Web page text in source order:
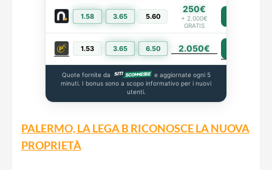
1.58 3.65 5.60
250€
+ 2.000€
GRATIS
1.53 3.65 6.50 2.050€
Quote fornite da
e aggiornate ogni 5
minuti. I bonus sono a scopo informativo per i nuovi
utenti.
PALERMO, LA LEGA B RICONOSCE LA NUOVA
PROPRIETÀ